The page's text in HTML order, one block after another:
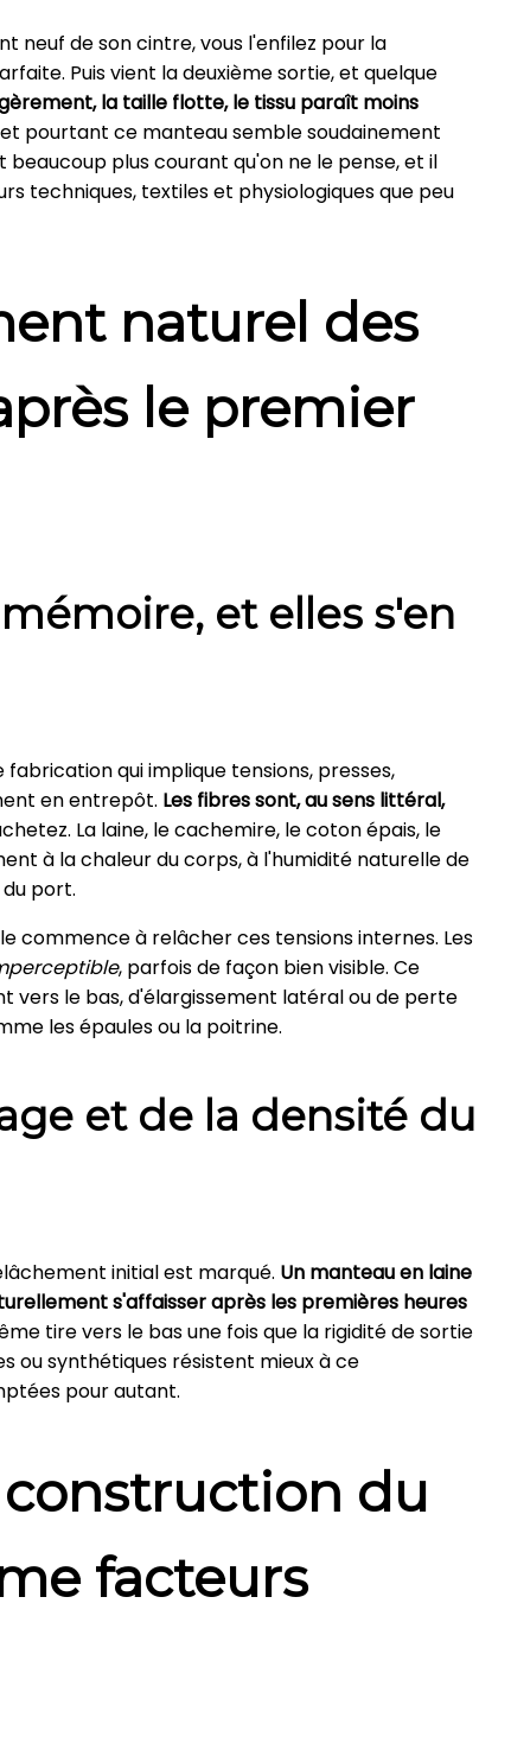
neuf de son cintre, vous l'enfilez pour la
Puis vient la deuxième sortie, et quelque
la taille flotte, le tissu paraît moins
et pourtant ce manteau semble soudainement
plus courant qu'on ne le pense, et il
techniques, textiles et physiologiques que peu
naturel des
le premier
et elles s'en
qui implique tensions, presses,
en entrepôt. Les fibres sont, au sens littéral,
La laine, le cachemire, le coton épais, le
à la chaleur du corps, à l'humidité naturelle de
port.
commence à relâcher ces tensions internes. Les
, parfois de façon bien visible. Ce
le bas, d'élargissement latéral ou de perte
les épaules ou la poitrine.
et de la densité du
initial est marqué. Un manteau en laine
s'affaisser après les premières heures
tire vers le bas une fois que la rigidité de sortie
ou synthétiques résistent mieux à ce
pour autant.
du
facteurs